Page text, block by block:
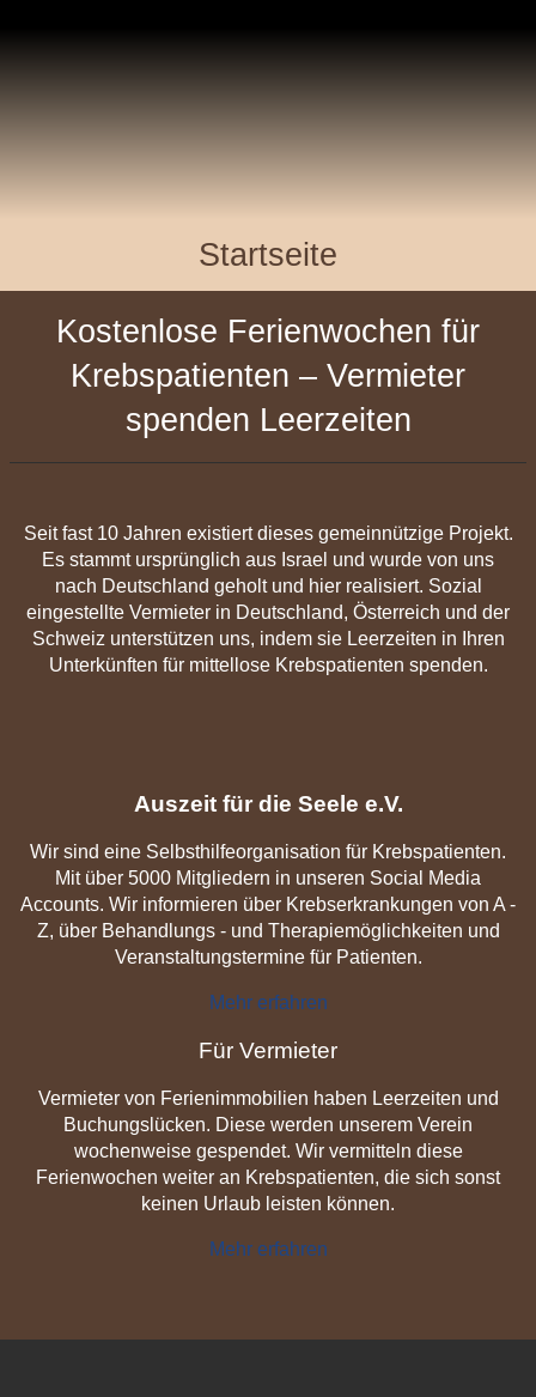
Startseite
Kostenlose Ferienwochen für
Krebspatienten – Vermieter
spenden Leerzeiten
Seit fast 10 Jahren existiert dieses gemeinnützige Projekt.
Es stammt ursprünglich aus Israel und wurde von uns
nach Deutschland geholt und hier realisiert. Sozial
eingestellte Vermieter in Deutschland, Österreich und der
Schweiz unterstützen uns, indem sie Leerzeiten in Ihren
Unterkünften für mittellose Krebspatienten spenden.
Auszeit für die Seele e.V.
Wir sind eine Selbsthilfeorganisation für Krebspatienten.
Mit über 5000 Mitgliedern in unseren Social Media
Accounts. Wir informieren über Krebserkrankungen von A -
Z, über Behandlungs - und Therapiemöglichkeiten und
Veranstaltungstermine für Patienten.
Mehr erfahren
Für Vermieter
Vermieter von Ferienimmobilien haben Leerzeiten und
Buchungslücken. Diese werden unserem Verein
wochenweise gespendet. Wir vermitteln diese
Ferienwochen weiter an Krebspatienten, die sich sonst
keinen Urlaub leisten können.
Mehr erfahren